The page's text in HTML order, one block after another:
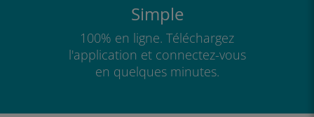
Simple
100% en ligne. Téléchargez
l'application et connectez-vous
en quelques minutes.